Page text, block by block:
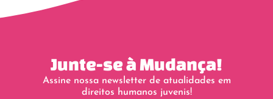
Junte-se à Mudança!
Assine nossa newsletter de atualidades em
direitos humanos juvenis!